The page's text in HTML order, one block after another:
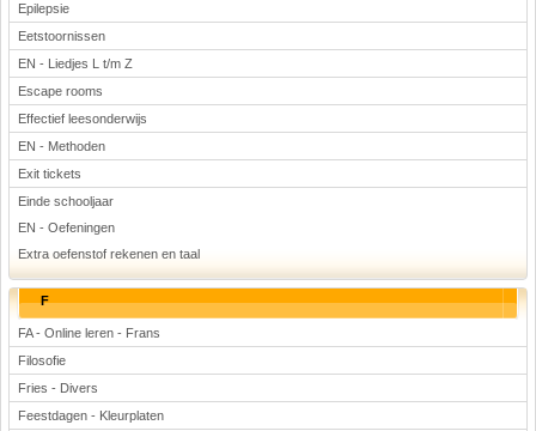
Epilepsie
Eetstoornissen
EN - Liedjes L t/m Z
Escape rooms
Effectief leesonderwijs
EN - Methoden
Exit tickets
Einde schooljaar
EN - Oefeningen
Extra oefenstof rekenen en taal
F
FA - Online leren - Frans
Filosofie
Fries - Divers
Feestdagen - Kleurplaten